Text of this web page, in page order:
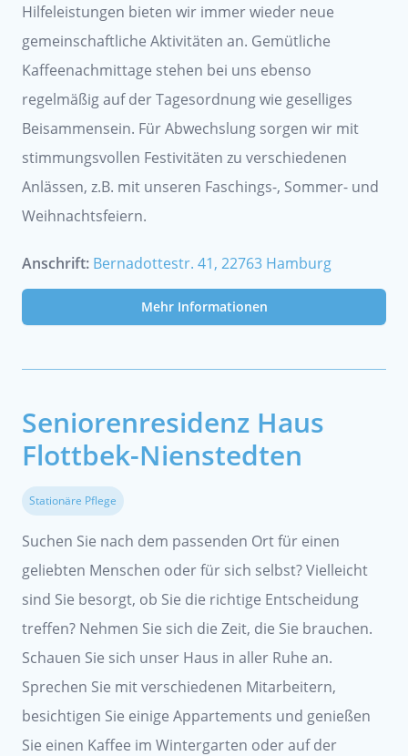
Hilfeleistungen bieten wir immer wieder neue
gemeinschaftliche Aktivitäten an. Gemütliche
Kaffeenachmittage stehen bei uns ebenso
regelmäßig auf der Tagesordnung wie geselliges
Beisammensein. Für Abwechslung sorgen wir mit
stimmungsvollen Festivitäten zu verschiedenen
Anlässen, z.B. mit unseren Faschings-, Sommer- und
Weihnachtsfeiern.
Anschrift: Bernadottestr. 41, 22763 Hamburg
Mehr Informationen
Seniorenresidenz Haus
Flottbek-Nienstedten
Stationäre Pflege
Suchen Sie nach dem passenden Ort für einen
geliebten Menschen oder für sich selbst? Vielleicht
sind Sie besorgt, ob Sie die richtige Entscheidung
treffen? Nehmen Sie sich die Zeit, die Sie brauchen.
Schauen Sie sich unser Haus in aller Ruhe an.
Sprechen Sie mit verschiedenen Mitarbeitern,
besichtigen Sie einige Appartements und genießen
Sie einen Kaffee im Wintergarten oder auf der